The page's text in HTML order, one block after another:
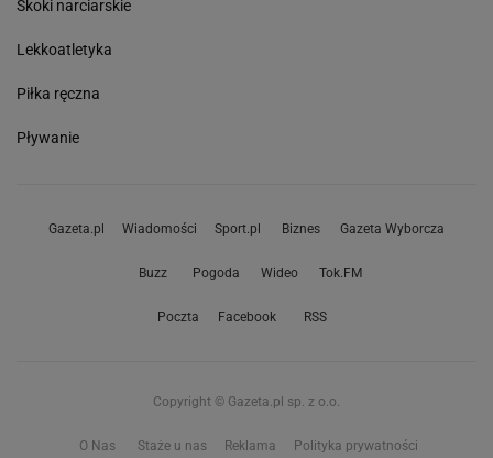
Skoki narciarskie
Lekkoatletyka
Piłka ręczna
Pływanie
Gazeta.pl Wiadomości Sport.pl Biznes Gazeta Wyborcza
Buzz Pogoda Wideo Tok.FM
Poczta Facebook RSS
Copyright © Gazeta.pl sp. z o.o.
O Nas Staże u nas Reklama Polityka prywatności